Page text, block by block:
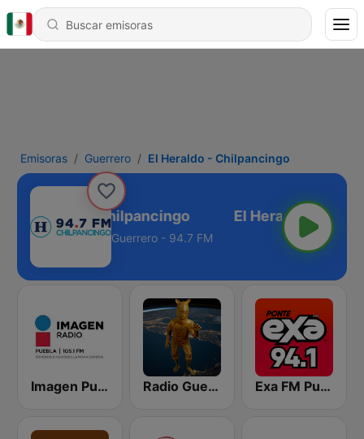
Emisoras Guerrero El Heraldo - Chilpancingo
El Heraldo - Chilpancingo
Guerrero - 94.7 FM
Imagen Puebla 105.1 FM Radio Guerrero Chilpancingo Exa FM Puebla